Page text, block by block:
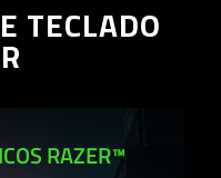
TECLADO
RAZER™